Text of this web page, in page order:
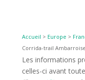
Accueil > Europe >
Corrida-trail
Les informations
celles-ci avant